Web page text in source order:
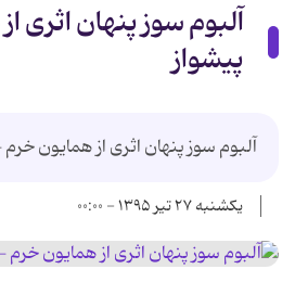
آلبوم سوز پنهان اثری
پیشواز
آلبوم سوز پنهان اثری از همایون
یکشنبه ۲۷ تیر ۱۳۹۵ - ۰۰:۰۰